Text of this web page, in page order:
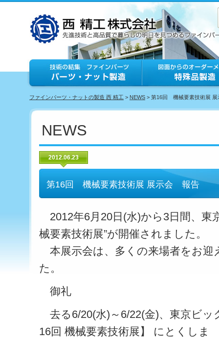
ファインパーツ・ナットの製造 西 精工 > NEWS > 第16回 機械要素技術展
NEWS
2012.06.23
第16回 機械要素技術展 展示会 報告
2012年6月20日(水)から3日間、東
械要素技術展”が開催されました。
本展示会は、多くの来場者をお迎
た。
御礼
去る6/20(水)～6/22(金)、東京ビ
16回 機械要素技術展】 にとくしま